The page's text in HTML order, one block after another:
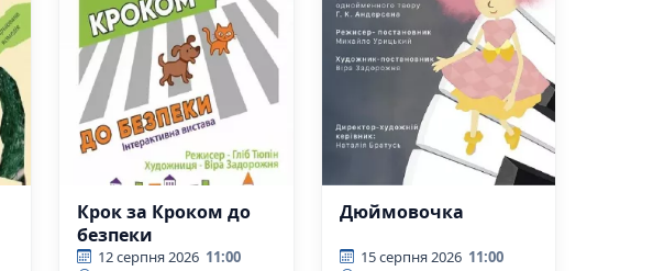
Крок за Кроком до
безпеки
12 серпня 2026 11:00
Дюймовочка
15 серпня 2026 11:00